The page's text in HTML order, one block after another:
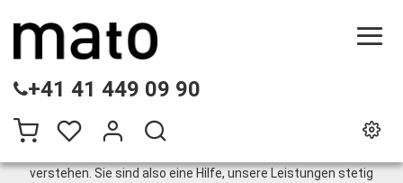
+41 41 449 09 90
DIESE WEBSITE VERWENDET COOKIES
Wir nutzen auf unserer Website verschiedene Cookies:
Einige sind notwendig für den korrekten Betrieb der Website,
andere ermöglichen Ihnen mehr Funktionalitäten, und noch
verstehen. Sie sind also eine Hilfe, unsere Leistungen stetig